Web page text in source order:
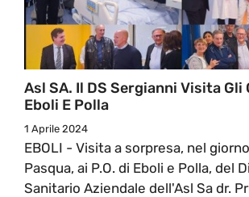
Asl SA. Il DS Sergianni Visita Gli
Eboli E Polla
1 Aprile 2024
EBOLI - Visita a sorpresa, nel
Pasqua, ai P.O. di Eboli e Polla, del
Sanitario Aziendale dell'Asl Sa dr.